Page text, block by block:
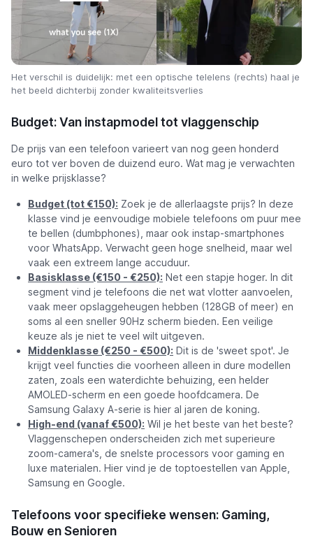
Het verschil is duidelijk: met een optische telelens (rechts) haal je
het beeld dichterbij zonder kwaliteitsverlies
Budget: Van instapmodel tot vlaggenschip
De prijs van een telefoon varieert van nog geen honderd
euro tot ver boven de duizend euro. Wat mag je verwachten
in welke prijsklasse?
Budget (tot €150): Zoek je de allerlaagste prijs? In deze
klasse vind je eenvoudige mobiele telefoons om puur mee
te bellen (dumbphones), maar ook instap-smartphones
voor WhatsApp. Verwacht geen hoge snelheid, maar wel
vaak een extreem lange accuduur.
Basisklasse (€150 - €250): Net een stapje hoger. In dit
segment vind je telefoons die net wat vlotter aanvoelen,
vaak meer opslaggeheugen hebben (128GB of meer) en
soms al een sneller 90Hz scherm bieden. Een veilige
keuze als je niet te veel wilt uitgeven.
Middenklasse (€250 - €500): Dit is de 'sweet spot'. Je
krijgt veel functies die voorheen alleen in dure modellen
zaten, zoals een waterdichte behuizing, een helder
AMOLED-scherm en een goede hoofdcamera. De
Samsung Galaxy A-serie is hier al jaren de koning.
High-end (vanaf €500): Wil je het beste van het beste?
Vlaggenschepen onderscheiden zich met superieure
zoom-camera's, de snelste processors voor gaming en
luxe materialen. Hier vind je de toptoestellen van Apple,
Samsung en Google.
Telefoons voor specifieke wensen: Gaming,
Bouw en Senioren